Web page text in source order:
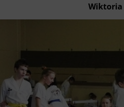
Wiktoria